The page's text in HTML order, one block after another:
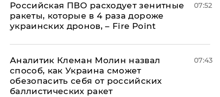
Российская ПВО расходует зенитные
ракеты, которые в 4 раза дороже
украинских дронов, – Fire Point
07:52
Аналитик Клеман Молин назвал
способ, как Украина сможет
обезопасить себя от российских
баллистических ракет
07:43